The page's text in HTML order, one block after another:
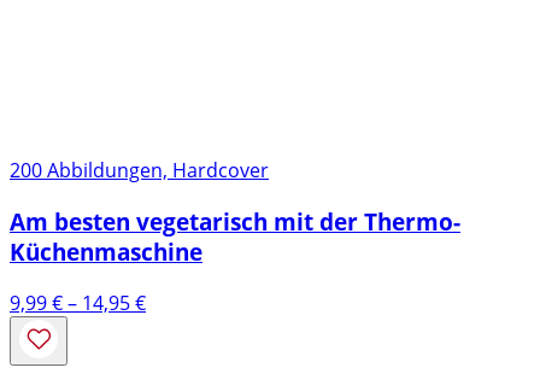
200 Abbildungen, Hardcover
Am besten vegetarisch mit der Thermo-
Küchenmaschine
9,99€– 14,95€Preisspanne: